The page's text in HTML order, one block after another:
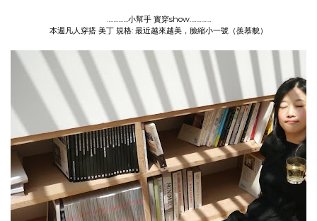
………….小幫手 實穿show………….
本週凡人穿搭 美丁 規格: 最近越來越美，臉縮小一號（羨慕貌）